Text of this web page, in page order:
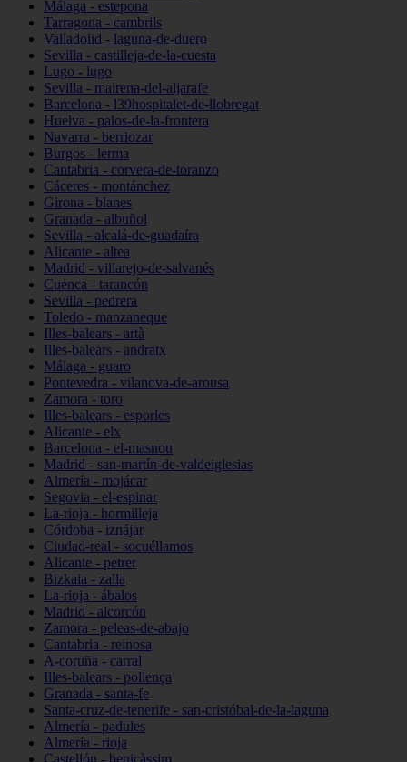
Málaga - estepona
Tarragona - cambrils
Valladolid - laguna-de-duero
Sevilla - castilleja-de-la-cuesta
Lugo - lugo
Sevilla - mairena-del-aljarafe
Barcelona - l39hospitalet-de-llobregat
Huelva - palos-de-la-frontera
Navarra - berriozar
Burgos - lerma
Cantabria - corvera-de-toranzo
Cáceres - montánchez
Girona - blanes
Granada - albuñol
Sevilla - alcalá-de-guadaíra
Alicante - altea
Madrid - villarejo-de-salvanés
Cuenca - tarancón
Sevilla - pedrera
Toledo - manzaneque
Illes-balears - artà
Illes-balears - andratx
Málaga - guaro
Pontevedra - vilanova-de-arousa
Zamora - toro
Illes-balears - esporles
Alicante - elx
Barcelona - el-masnou
Madrid - san-martín-de-valdeiglesias
Almería - mojácar
Segovia - el-espinar
La-rioja - hormilleja
Córdoba - iznájar
Ciudad-real - socuéllamos
Alicante - petrer
Bizkaia - zalla
La-rioja - ábalos
Madrid - alcorcón
Zamora - peleas-de-abajo
Cantabria - reinosa
A-coruña - carral
Illes-balears - pollença
Granada - santa-fe
Santa-cruz-de-tenerife - san-cristóbal-de-la-laguna
Almería - padules
Almería - rioja
Castellón - benicàssim